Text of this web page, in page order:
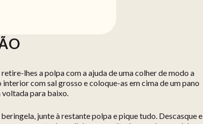
lhes a polpa com a ajuda de uma colher de modo a
com sal grosso e coloque-as em cima de um pano
voltada para baixo.
junte à restante polpa e pique tudo. Descasque e